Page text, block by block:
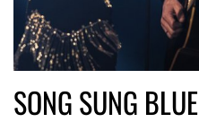
SONG SUNG BLUE